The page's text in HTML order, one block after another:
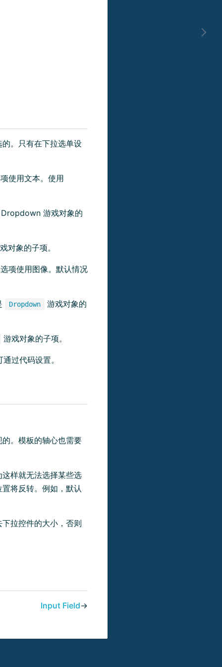
。只有在下拉选单设
使用文本。使用
游戏对象的
对象的子项。
项使用图像。默认情况
Dropdown 游戏对象的
游戏对象的子项。
过代码设置。
。模板的轴心也需要
样就无法选择某些选
将反转。例如，默认
拉控件的大小，否则
Input Field→